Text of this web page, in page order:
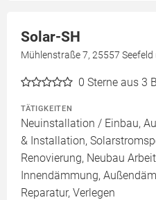
Solar-SH
Mühlenstraße 7, 25557
0 Sterne aus 3
TÄTIGKEITEN
Neuinstallation / Einbau,
& Installation,
Renovierung, Neubau
Innendämmung,
Reparatur, Verlegen